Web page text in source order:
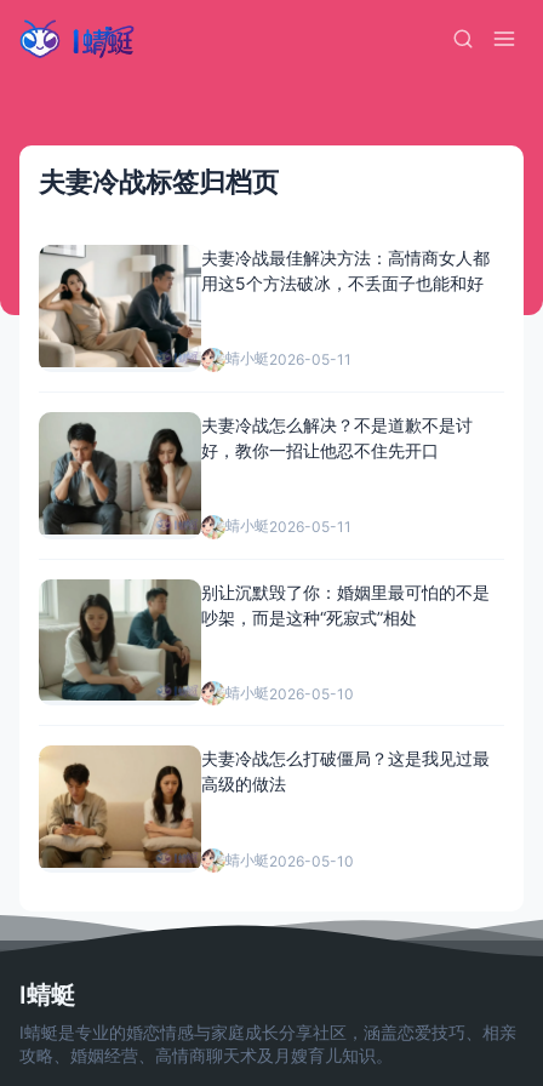
夫妻冷战标签归档页
夫妻冷战最佳解决方法：高情商女人都
用这5个方法破冰，不丢面子也能和好
蜻小蜓2026-05-11
夫妻冷战怎么解决？不是道歉不是讨
好，教你一招让他忍不住先开口
蜻小蜓2026-05-11
别让沉默毁了你：婚姻里最可怕的不是
吵架，而是这种“死寂式”相处
蜻小蜓2026-05-10
夫妻冷战怎么打破僵局？这是我见过最
高级的做法
蜻小蜓2026-05-10
I蜻蜓
I蜻蜓是专业的婚恋情感与家庭成长分享社区，涵盖恋爱技巧、相亲
攻略、婚姻经营、高情商聊天术及月嫂育儿知识。